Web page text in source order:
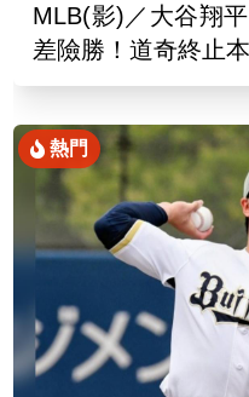
MLB(影)／大谷翔
差險勝！道奇終止
熱門